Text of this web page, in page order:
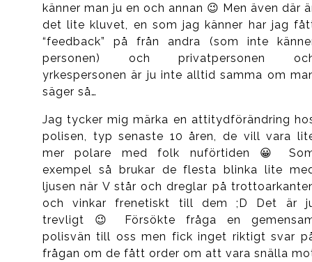
känner man ju en och annan 😉 Men även där
det lite kluvet, en som jag känner har jag
“feedback” på från andra (som inte
personen) och privatpersonen
yrkespersonen är ju inte alltid samma om
säger så…
Jag tycker mig märka en attitydförändring
polisen, typ senaste 10 åren, de vill vara
mer polare med folk nuförtiden 😀
exempel så brukar de flesta blinka lite
ljusen när V står och dreglar på
och vinkar frenetiskt till dem ;D Det är
trevligt 😉 Försökte fråga en
polisvän till oss men fick inget riktigt svar
frågan om de fått order om att vara snälla